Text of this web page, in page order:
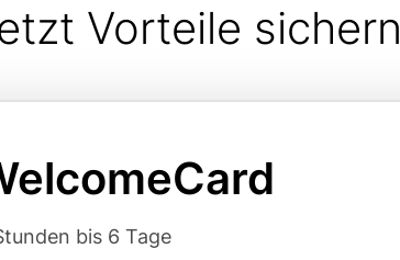
Vorteile sichern
bis 6 Tage